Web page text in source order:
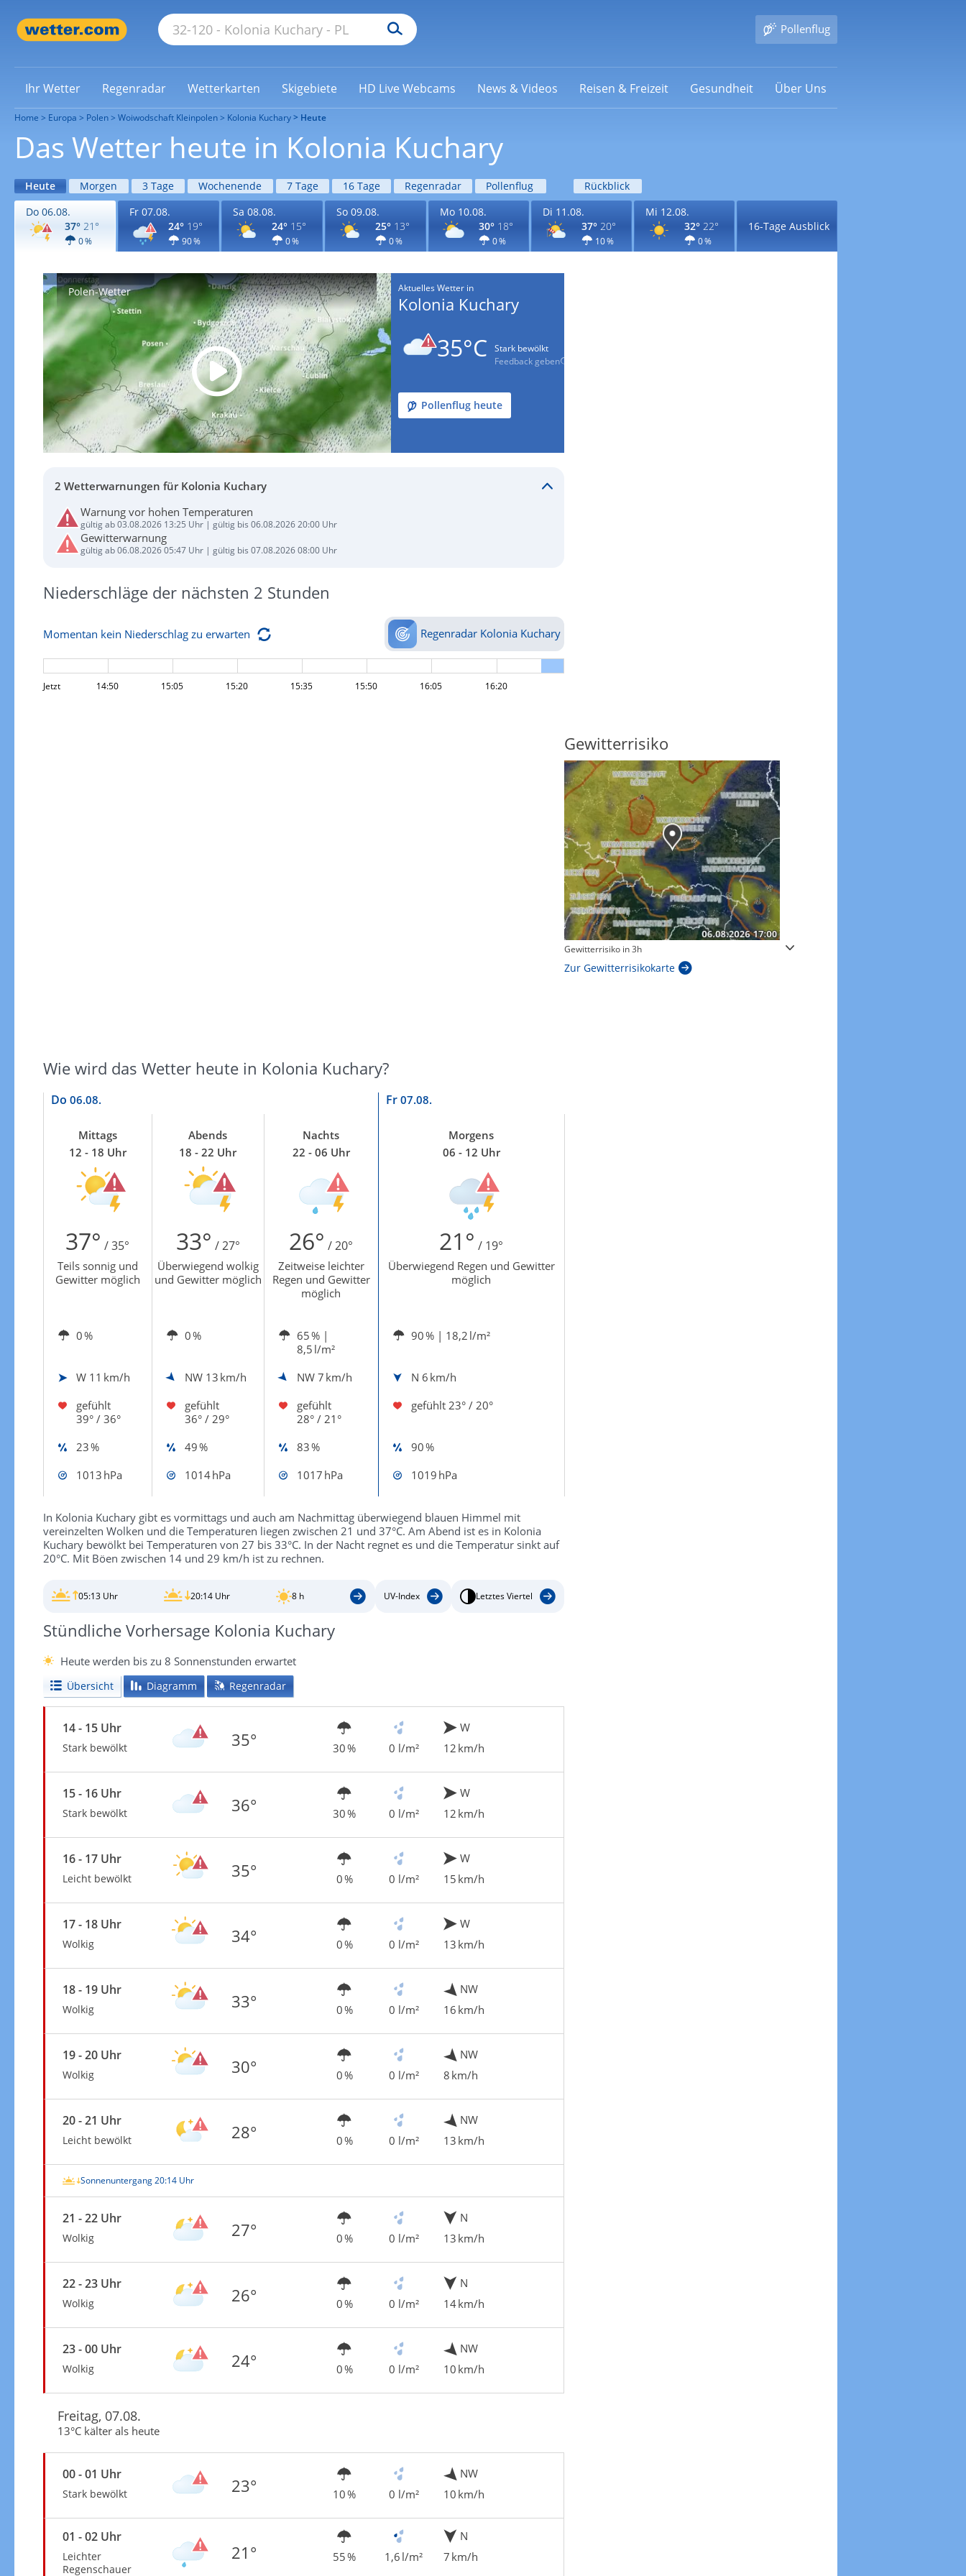
Pollenflug
Ihr Wetter Regenradar Wetterkarten Skigebiete HD Live Webcams News & Videos Reisen & Freizeit Gesundheit Über Uns
Home Europa Polen Woiwodschaft Kleinpolen Kolonia Kuchary Heute
Das Wetter heute in Kolonia Kuchary
Heute Morgen 3 Tage Wochenende 7 Tage 16 Tage Regenradar Pollenflug
Rückblick
Do 06.08.
37° 21°
0 %
Fr 07.08.
24° 19°
90 %
Sa 08.08.
24° 15°
0 %
So 09.08.
25° 13°
0 %
Mo 10.08.
30° 18°
0 %
Di 11.08.
37° 20°
10 %
Mi 12.08.
32° 22°
0 %
16-Tage Ausblick
Polen-Wetter Aktuelles Wetter in
Kolonia Kuchary
35°C
Stark bewölkt
Feedback geben
Pollenflug heute
2 Wetterwarnungen für Kolonia Kuchary
Warnung vor hohen Temperaturen
gültig ab 03.08.2026 13:25 Uhr | gültig bis 06.08.2026 20:00 Uhr
Gewitterwarnung
gültig ab 06.08.2026 05:47 Uhr | gültig bis 07.08.2026 08:00 Uhr
Niederschläge der nächsten 2 Stunden
Momentan kein Niederschlag zu erwarten Regenradar Kolonia Kuchary
Jetzt 14:50 15:05 15:20 15:35 15:50 16:05 16:20
Wie wird das Wetter heute in Kolonia Kuchary?
Do 06.08. Fr 07.08.
Mittags
12 - 18 Uhr
Abends
18 - 22 Uhr
Nachts
22 - 06 Uhr
Morgens
06 - 12 Uhr
37° / 35° 33° / 27° 26° / 20° 21° / 19°
Teils sonnig und
Gewitter möglich
Überwiegend wolkig
und Gewitter möglich
Zeitweise leichter
Regen und Gewitter
möglich
Überwiegend Regen und Gewitter
möglich
0 % 0 % 65 % |
8,5 l/m²
90 % | 18,2 l/m²
W 11 km/h NW 13 km/h NW 7 km/h N 6 km/h
gefühlt
39° / 36°
gefühlt
36° / 29°
gefühlt
28° / 21°
gefühlt 23° / 20°
23 % 49 % 83 %
90 %
1013 hPa
1014 hPa 1017 hPa 1019 hPa
In Kolonia Kuchary gibt es vormittags und auch am Nachmittag überwiegend blauen Himmel mit
vereinzelten Wolken und die Temperaturen liegen zwischen 21 und 37°C. Am Abend ist es in Kolonia
Kuchary bewölkt bei Temperaturen von 27 bis 33°C. In der Nacht regnet es und die Temperatur sinkt auf
20°C. Mit Böen zwischen 14 und 29 km/h ist zu rechnen.
05:13 Uhr 20:14 Uhr 8 h UV-Index Letztes Viertel
Stündliche Vorhersage Kolonia Kuchary
Heute werden bis zu 8 Sonnenstunden erwartet
Übersicht Diagramm Regenradar
14 - 15 Uhr
Stark bewölkt 35° 30 % 0 l/m²
W
12 km/h
15 - 16 Uhr
Stark bewölkt 36° 30 % 0 l/m²
W
12 km/h
16 - 17 Uhr
Leicht bewölkt 35° 0 % 0 l/m²
W
15 km/h
17 - 18 Uhr
Wolkig 34° 0 % 0 l/m²
W
13 km/h
18 - 19 Uhr
Wolkig 33° 0 % 0 l/m²
NW
16 km/h
19 - 20 Uhr
Wolkig 30° 0 % 0 l/m²
NW
8 km/h
20 - 21 Uhr
Leicht bewölkt 28° 0 % 0 l/m²
NW
13 km/h
Sonnenuntergang 20:14 Uhr
21 - 22 Uhr
Wolkig 27° 0 % 0 l/m²
N
13 km/h
22 - 23 Uhr
Wolkig 26° 0 % 0 l/m²
N
14 km/h
23 - 00 Uhr
Wolkig 24° 0 % 0 l/m²
NW
10 km/h
Freitag, 07.08.
13°C kälter als heute
00 - 01 Uhr
Stark bewölkt 23° 10 % 0 l/m²
NW
10 km/h
01 - 02 Uhr
Leichter
Regenschauer
21° 55 % 1,6 l/m²
N
7 km/h
Gewitterrisiko
Gewitterrisiko in 3h
Zur Gewitterrisikokarte